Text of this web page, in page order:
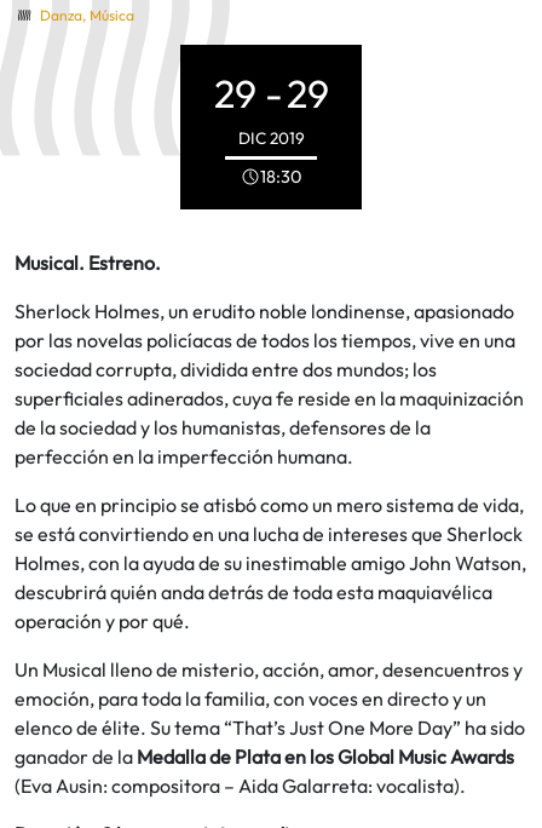
Danza, Música
29 -29
DIC2019
18:30
Musical. Estreno.
Sherlock Holmes, un erudito noble londinense, apasionado
por las novelas policíacas de todos los tiempos, vive en una
sociedad corrupta, dividida entre dos mundos; los
superficiales adinerados, cuya fe reside en la maquinización
de la sociedad y los humanistas, defensores de la
perfección en la imperfección humana.
Lo que en principio se atisbó como un mero sistema de vida,
se está convirtiendo en una lucha de intereses que Sherlock
Holmes, con la ayuda de su inestimable amigo John Watson,
descubrirá quién anda detrás de toda esta maquiavélica
operación y por qué.
Un Musical lleno de misterio, acción, amor, desencuentros y
emoción, para toda la familia, con voces en directo y un
elenco de élite. Su tema “That’s Just One More Day” ha sido
ganador de la Medalla de Plata en los Global Music Awards
(Eva Ausin: compositora – Aida Galarreta: vocalista).